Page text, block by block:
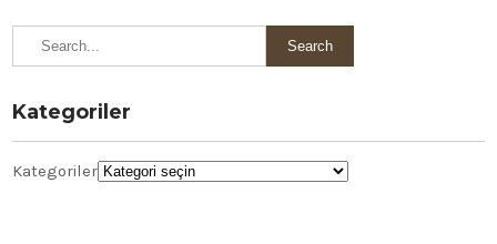
Kategoriler
Kategoriler